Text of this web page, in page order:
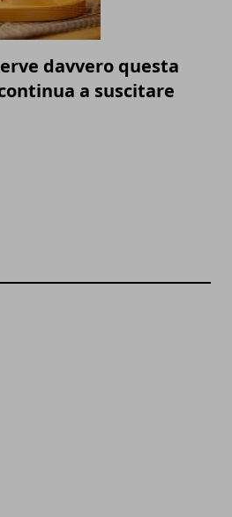
davvero questa
a suscitare